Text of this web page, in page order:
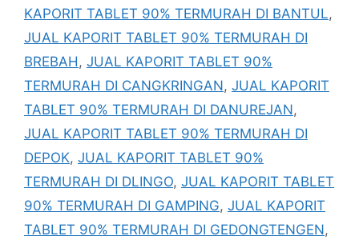
KAPORIT TABLET 90% TERMURAH DI BANTUL,
JUAL KAPORIT TABLET 90% TERMURAH DI
BREBAH , JUAL KAPORIT TABLET 90%
TERMURAH DI CANGKRINGAN, JUAL KAPORIT
TABLET 90% TERMURAH DI DANUREJAN,
JUAL KAPORIT TABLET 90% TERMURAH DI
DEPOK, JUAL KAPORIT TABLET 90%
TERMURAH DI DLINGO, JUAL KAPORIT TABLET
90% TERMURAH DI GAMPING, JUAL KAPORIT
TABLET 90% TERMURAH DI GEDONGTENGEN,